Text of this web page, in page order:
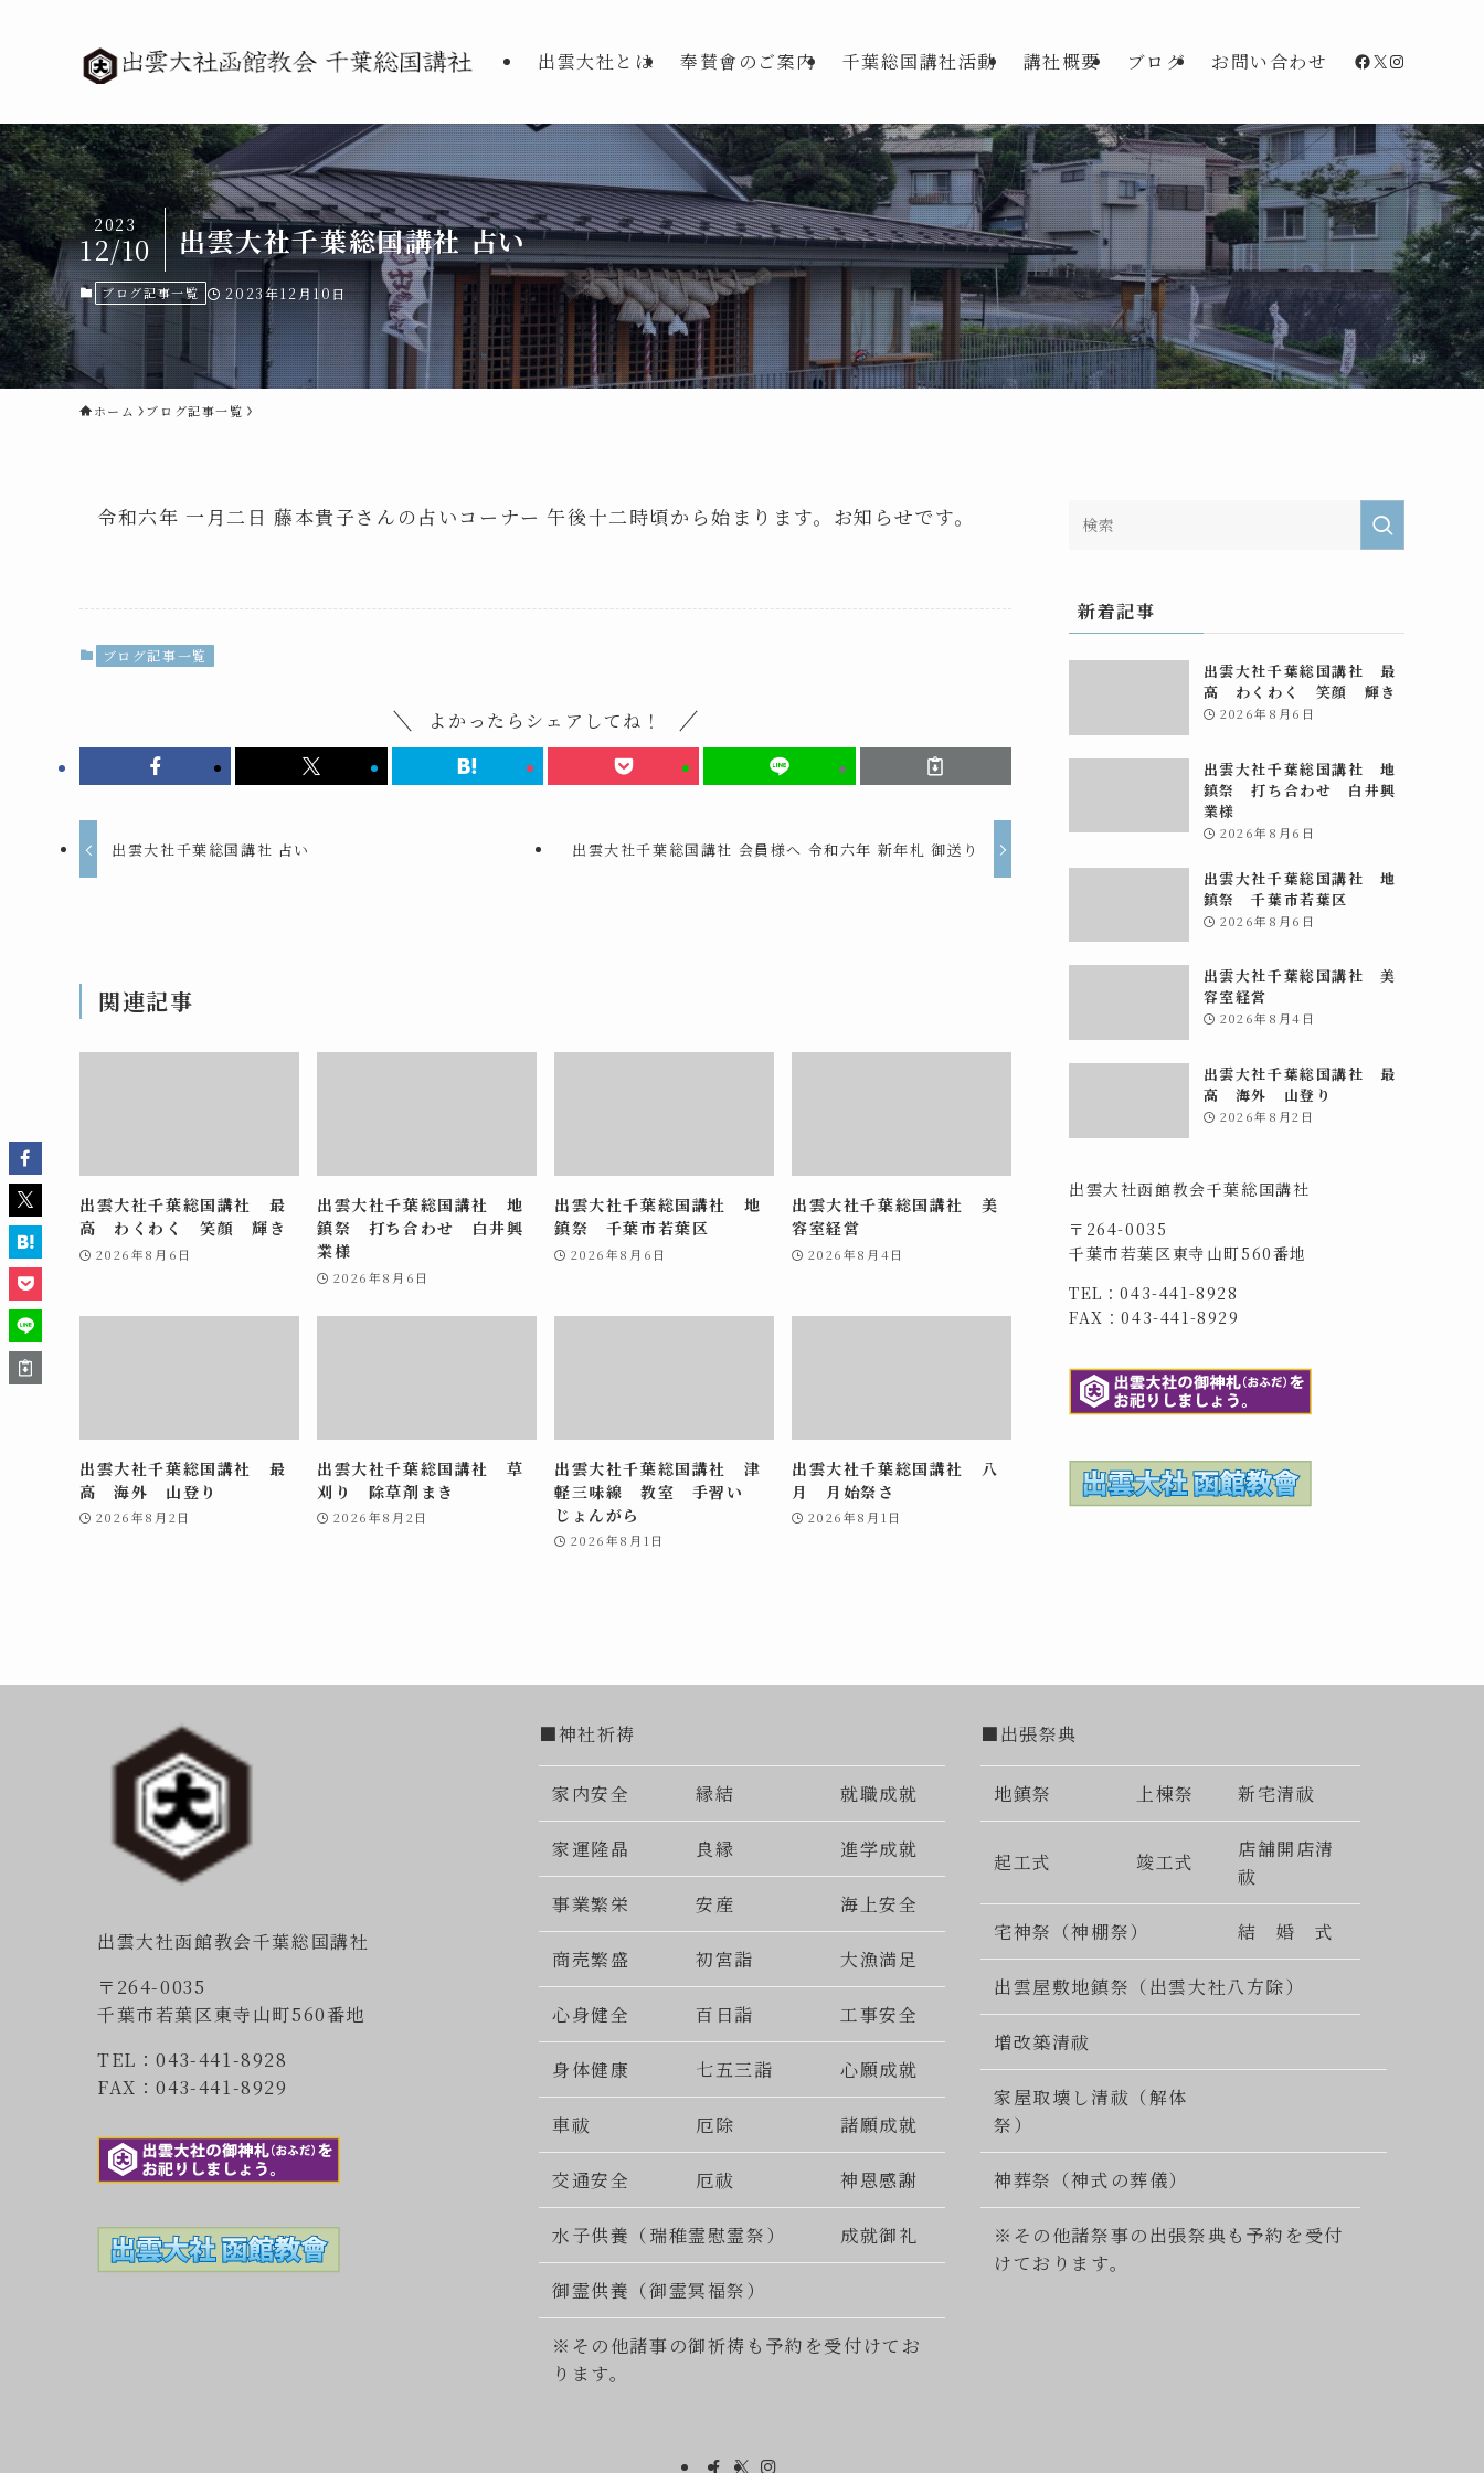
出雲大社とは 奉賛會のご案内 千葉総国講社活動 講社概要 ブログ お問い合わせ Facebook
X
出雲大社千葉総国講社 占い
2023
12/10
ブログ記事一覧 2023年12月10日
ホーム ブログ記事一覧
令和六年 一月二日 藤本貴子さんの占いコーナー 午後十二時頃から始まります。お知らせです。
ブログ記事一覧
よかったらシェアしてね！
出雲大社千葉総国講社 占い 出雲大社千葉総国講社 会員様へ 令和六年 新年札 御送り
関連記事
出雲大社千葉総国講社 最
高 わくわく 笑顔 輝き
2026年8月6日
出雲大社千葉総国講社 地
鎮祭 打ち合わせ 白井興
業様
2026年8月6日
出雲大社千葉総国講社 地
鎮祭 千葉市若葉区
2026年8月6日
出雲大社千葉総国講社 美
容室経営
2026年8月4日
出雲大社千葉総国講社 最
高 海外 山登り
2026年8月2日
出雲大社千葉総国講社 草
刈り 除草剤まき
2026年8月2日
出雲大社千葉総国講社 津
軽三味線 教室 手習い
じょんがら
2026年8月1日
出雲大社千葉総国講社 八
月 月始祭さ
2026年8月1日
新着記事
出雲大社千葉総国講社 最
高 わくわく 笑顔 輝き
2026年8月6日
出雲大社千葉総国講社 地
鎮祭 打ち合わせ 白井興
業様
2026年8月6日
出雲大社千葉総国講社 地
鎮祭 千葉市若葉区
2026年8月6日
出雲大社千葉総国講社 美
容室経営
2026年8月4日
出雲大社千葉総国講社 最
高 海外 山登り
2026年8月2日
出雲大社函館教会千葉総国講社
〒264-0035
千葉市若葉区東寺山町560番地
TEL：043-441-8928
FAX：043-441-8929
出雲大社函館教会千葉総国講社
〒264-0035
千葉市若葉区東寺山町560番地
TEL：043-441-8928
FAX：043-441-8929
■神社祈祷
家内安全 縁結 就職成就
家運隆晶 良縁 進学成就
事業繁栄 安産 海上安全
商売繁盛 初宮詣 大漁満足
心身健全 百日詣 工事安全
身体健康 七五三詣 心願成就
車祓 厄除 諸願成就
交通安全 厄祓 神恩感謝
水子供養（瑞稚霊慰霊祭） 成就御礼
御霊供養（御霊冥福祭）
※その他諸事の御祈祷も予約を受付けてお
ります。
■出張祭典
地鎮祭 上棟祭 新宅清祓
起工式 竣工式
店舗開店清
祓
宅神祭（神棚祭） 結 婚 式
出雲屋敷地鎮祭（出雲大社八方除）
増改築清祓
家屋取壊し清祓（解体
祭）
神葬祭（神式の葬儀）
※その他諸祭事の出張祭典も予約を受付
けております。